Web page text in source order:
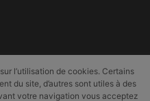
l’utilisation de cookies. Certains
du site, d’autres sont utiles à des
votre navigation vous acceptez